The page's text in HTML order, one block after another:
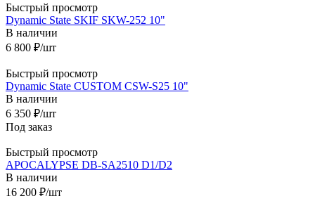
Быстрый просмотр
Dynamic State SKIF SKW-252 10"
В наличии
6 800 ₽/шт
Быстрый просмотр
Dynamic State CUSTOM CSW-S25 10"
В наличии
6 350 ₽/шт
Под заказ
Быстрый просмотр
APOCALYPSE DB-SA2510 D1/D2
В наличии
16 200 ₽/шт